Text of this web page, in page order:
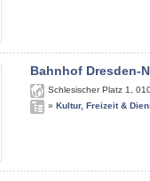
Bahnhof Dresden-
Schlesischer Platz 1
» Kultur, Freizeit &